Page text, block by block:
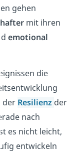
gehen
mit ihren
emotional
die
der Resilienz der
nach
es nicht leicht,
entwickeln